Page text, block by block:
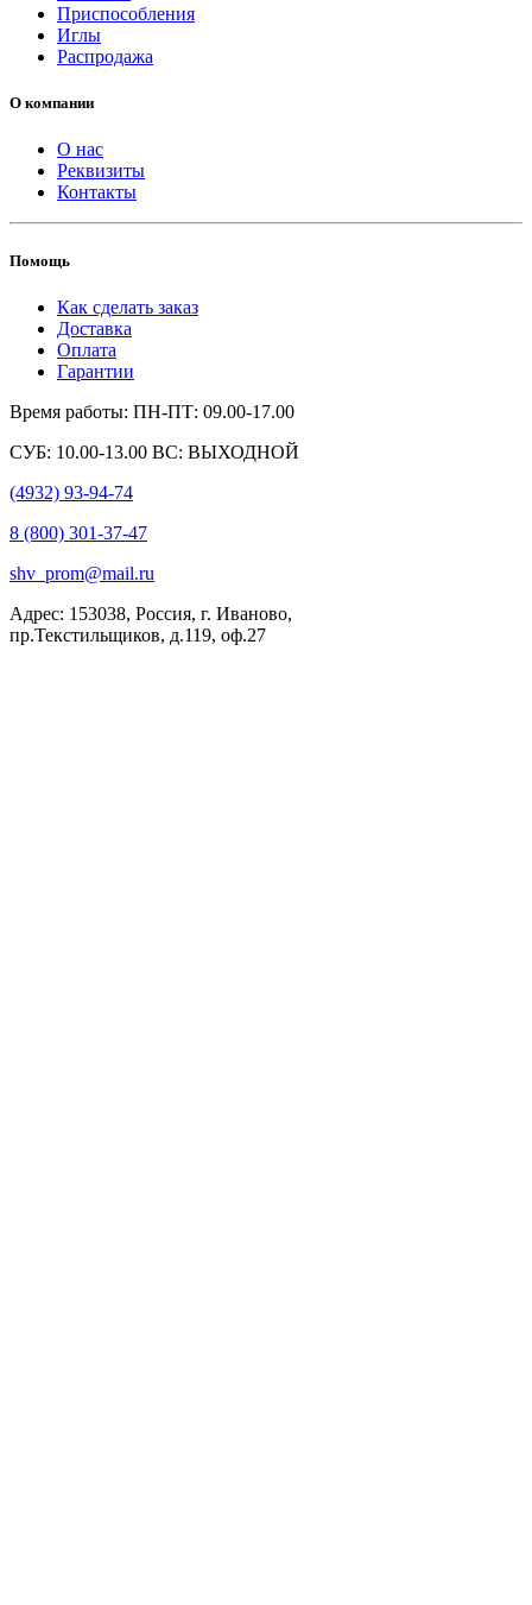
Приспособления
Иглы
Распродажа
О компании
О нас
Реквизиты
Контакты
Помощь
Как сделать заказ
Доставка
Оплата
Гарантии
Время работы: ПН-ПТ: 09.00-17.00
СУБ: 10.00-13.00 ВС: ВЫХОДНОЙ
(4932) 93-94-74
8 (800) 301-37-47
shv_prom@mail.ru
Адрес: 153038, Россия, г. Иваново,
пр.Текстильщиков, д.119, оф.27